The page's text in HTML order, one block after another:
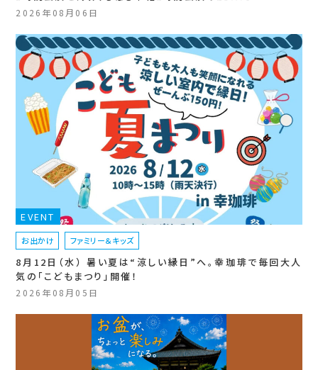
2026年08月06日
EVENT
お出かけ ファミリー＆キッズ
8月12日（水） 暑い夏は“涼しい縁日”へ。幸珈琲で毎回大人
気の「こどもまつり」開催！
2026年08月05日